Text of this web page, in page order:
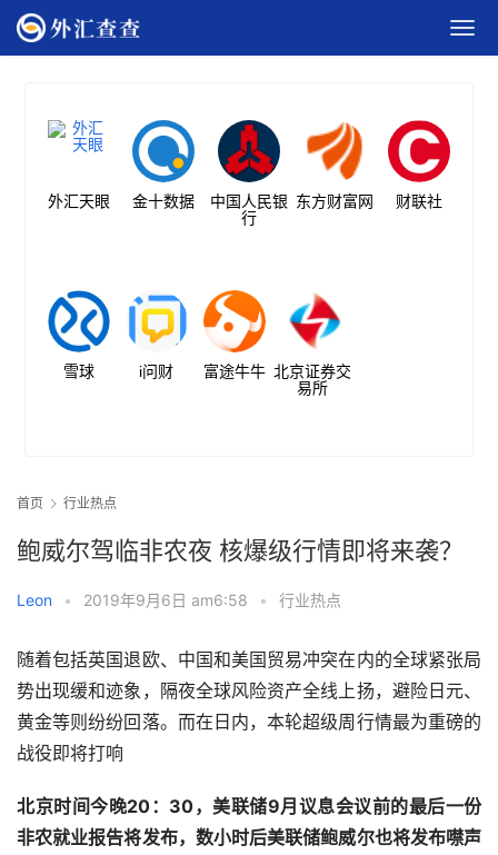
外汇天眼 金十数据
中国人民银
行
东方财富网 财联社
雪球 i问财 富途牛牛 北京证券交
易所
首页 行业热点
鲍威尔驾临非农夜 核爆级行情即将来袭？
Leon • 2019年9月6日 am6:58 • 行业热点
随着包括英国退欧、中国和美国贸易冲突在内的全球紧张局
势出现缓和迹象，隔夜全球风险资产全线上扬，避险日元、
黄金等则纷纷回落。而在日内，本轮超级周行情最为重磅的
战役即将打响
北京时间今晚20：30，美联储9月议息会议前的最后一份
非农就业报告将发布，数小时后美联储鲍威尔也将发布噤声